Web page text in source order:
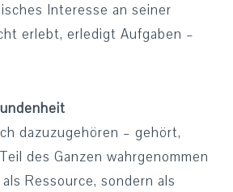
Interesse an seiner
erlebt, erledigt Aufgaben –
dazuzugehören – gehört,
des Ganzen wahrgenommen
Ressource, sondern als